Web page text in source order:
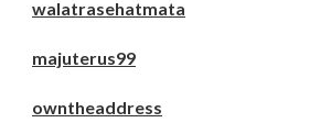
walatrasehatmata
majuterus99
owntheaddress